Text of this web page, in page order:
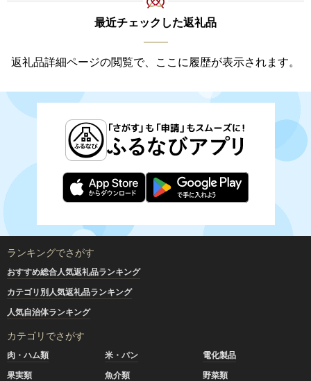
最近チェックした返礼品
返礼品詳細ページの閲覧で、ここに履歴が表示されます。
ランキングでさがす
おすすめ総合人気返礼品ランキング
カテゴリ別人気返礼品ランキング
人気自治体ランキング
カテゴリでさがす
肉・ハム類 米・パン
電化製品
果実類
魚介類
野菜類